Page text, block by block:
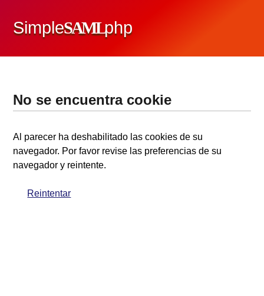
SimpleSAMLphp
No se encuentra cookie
Al parecer ha deshabilitado las cookies de su
navegador. Por favor revise las preferencias de su
navegador y reintente.
Reintentar